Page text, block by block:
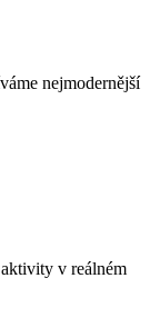
nejmodernější
v reálném